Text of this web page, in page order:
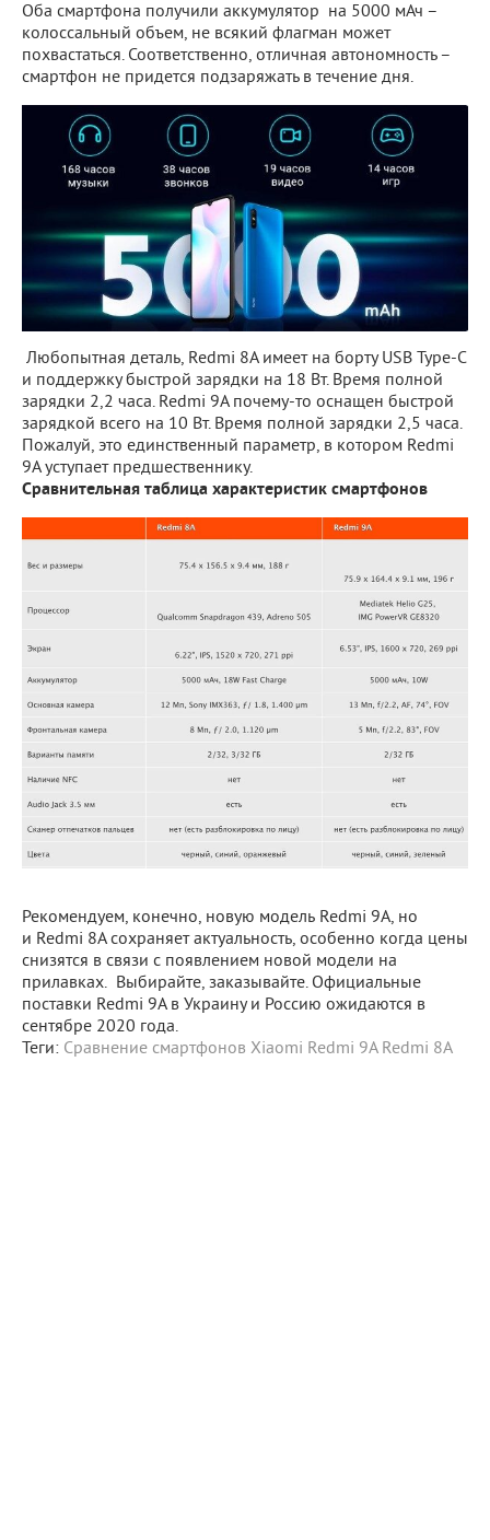
Оба смартфона получили аккумулятор на 5000 мАч –
колоссальный объем, не всякий флагман может
похвастаться. Соответственно, отличная автономность –
смартфон не придется подзаряжать в течение дня.
Любопытная деталь, Redmi 8A имеет на борту USB Type-C
и поддержку быстрой зарядки на 18 Вт. Время полной
зарядки 2,2 часа. Redmi 9A почему-то оснащен быстрой
зарядкой всего на 10 Вт. Время полной зарядки 2,5 часа.
Пожалуй, это единственный параметр, в котором Redmi
9A уступает предшественнику.
Сравнительная таблица характеристик смартфонов
Рекомендуем, конечно, новую модель Redmi 9A, но
и Redmi 8A сохраняет актуальность, особенно когда цены
снизятся в связи с появлением новой модели на
прилавках. Выбирайте, заказывайте. Официальные
поставки Redmi 9A в Украину и Россию ожидаются в
сентябре 2020 года.
Теги: Сравнение смартфонов Xiaomi Redmi 9A Redmi 8A